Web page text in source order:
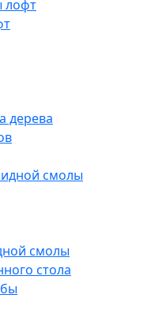
лофт
дерева
смолы
смолы
стола